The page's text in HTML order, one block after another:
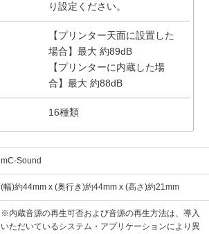
り設定ください。
【プリンター天面に設置した
場合】最大 約89dB
【プリンターに内蔵した場
合】最大 約88dB
16種類
mC-Sound
(幅)約44mm x (奥行き)約44mm x (高さ)約21mm
※内蔵音源の再生可否および音源の再生方法は、導入
いただいているシステム・アプリケーションにより異